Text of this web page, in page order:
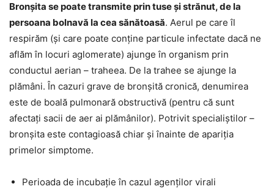
Bronșita se poate transmite prin tuse și strănut, de la
persoana bolnavă la cea sănătoasă. Aerul pe care îl
respirăm (și care poate conține particule infectate dacă ne
aflăm în locuri aglomerate) ajunge în organism prin
conductul aerian – traheea. De la trahee se ajunge la
plămâni. În cazuri grave de bronșită cronică, denumirea
este de boală pulmonară obstructivă (pentru că sunt
afectați sacii de aer ai plămânilor). Potrivit specialiștilor –
bronșita este contagioasă chiar și înainte de apariția
primelor simptome.
Perioada de incubație în cazul agenților virali